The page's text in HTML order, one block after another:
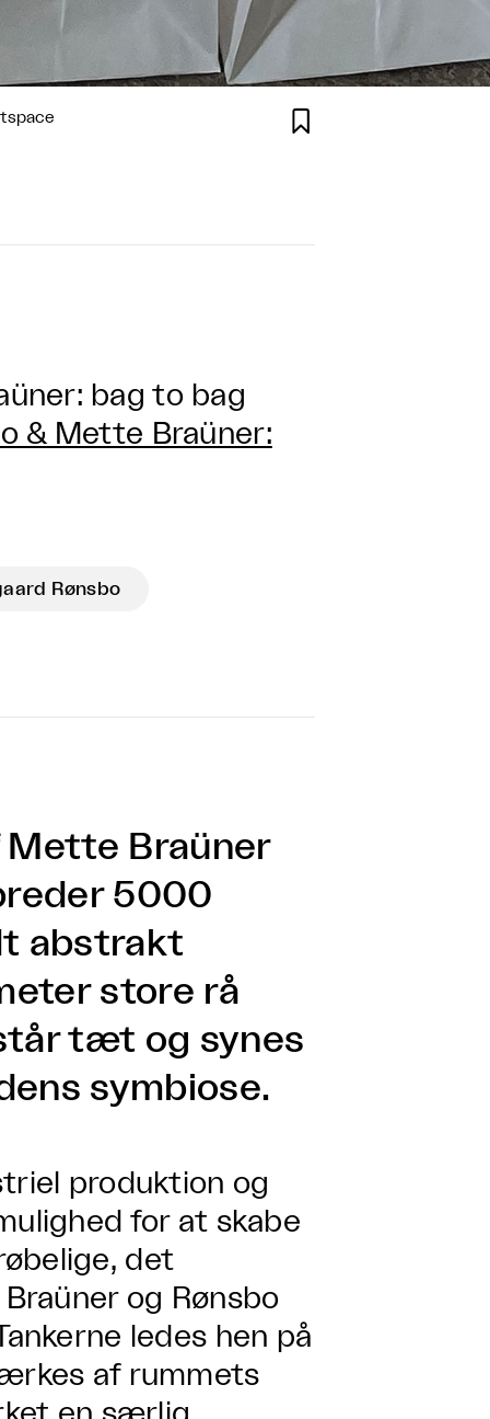

bag to bag
& Mette Braüner:
Rønsbo
Mette Braüner
5000
abstrakt
store rå
tæt og synes
symbiose.
produktion og
for at skabe
det
og Rønsbo
ledes hen på
af rummets